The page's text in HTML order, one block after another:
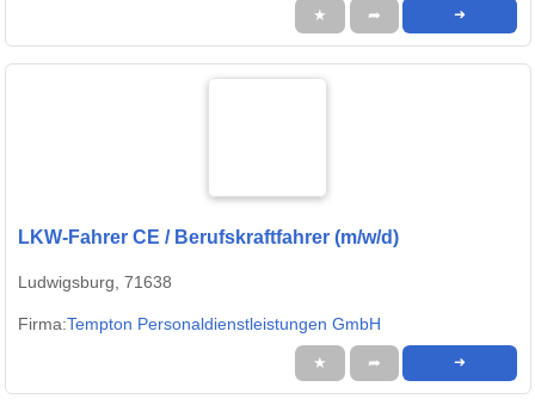
★ ➦ ➜
LKW-Fahrer CE / Berufskraftfahrer (m/w/d)
Ludwigsburg, 71638
Firma:Tempton Personaldienstleistungen GmbH
★ ➦ ➜